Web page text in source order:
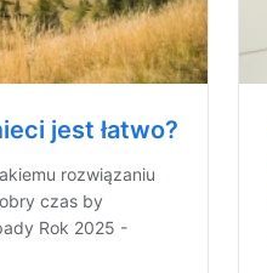
jest łatwo?
rozwiązaniu
czas by
Rok 2025 -